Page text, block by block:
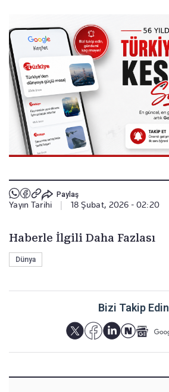
Paylaş
Yayın Tarihi 18 Şubat, 2026 - 02:20
Haberle İlgili Daha Fazlası
Dünya
Bizi Takip Edin